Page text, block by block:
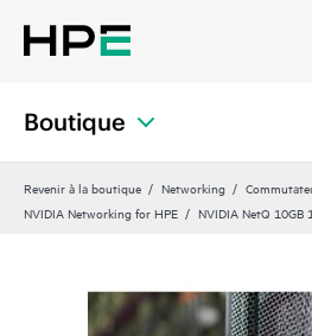
Boutique
Revenir à la boutique Networking
NVIDIA Networking for HPE
NVIDIA NetQ 10GB